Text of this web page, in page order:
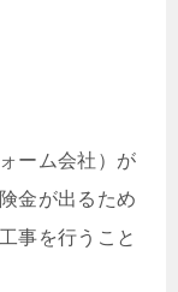
ーム会社）が
金が出るため
事を行うこと